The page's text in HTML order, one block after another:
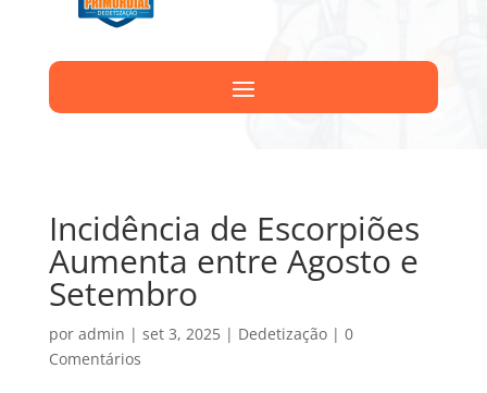
Incidência de Escorpiões
Aumenta entre Agosto e
Setembro
por admin | set 3, 2025| Dedetização| 0
Comentários